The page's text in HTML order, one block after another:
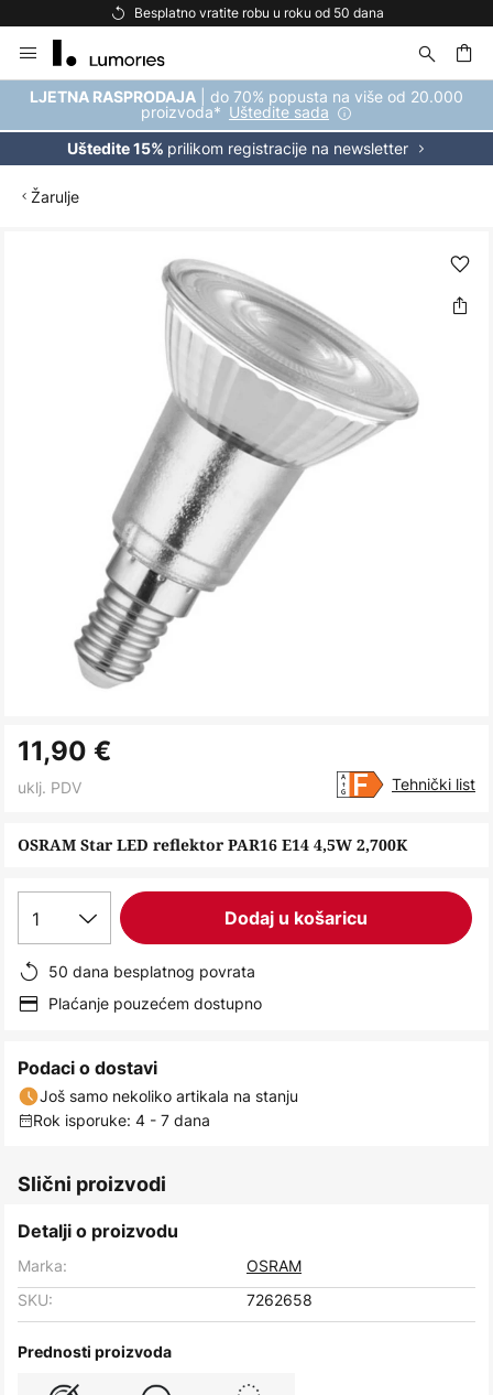
Besplatno vratite robu u roku od 50 dana
to
Content
LJETNA RASPRODAJA | do 70% popusta na više od 20.000
proizvoda* Uštedite sada
Uštedite 15% prilikom registracije na newsletter
Žarulje
to
the
of
images
gallery
OSRAM Star LED reflektor PAR16 E14 4,5W 2,700K
11,90 €
uklj. PDV Tehnički list
1 Dodaj u košaricu
50 dana besplatnog povrata
Plaćanje pouzećem dostupno
Podaci o dostavi
Još samo nekoliko artikala na stanju
Rok isporuke: 4 - 7 dana
Slični proizvodi
Detalji o proizvodu
Marka:
OSRAM
SKU:
7262658
Prednosti proizvoda